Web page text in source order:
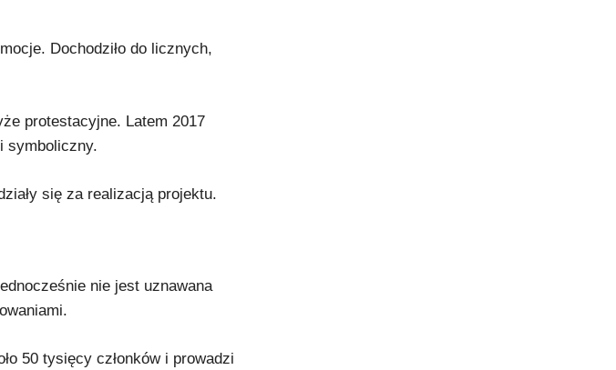
Dochodziło do licznych,
protestacyjne. Latem 2017
symboliczny.
się za realizacją projektu.
nie jest uznawana
50 tysięcy członków i prowadzi